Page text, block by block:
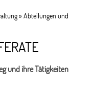
»Abteilungen und
und ihre Tätigkeiten